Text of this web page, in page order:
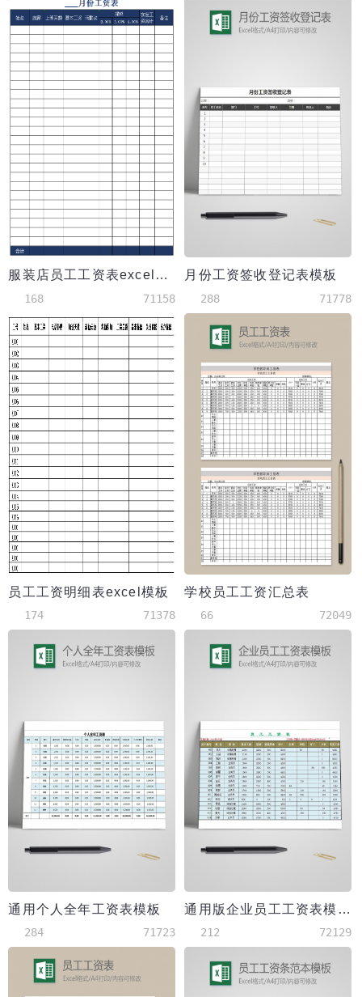
服装店员工工资表excel模板
168 71158
月份工资签收登记表模板
288 71778
员工工资明细表excel模板
174 71378
学校员工工资汇总表
66 72049
通用个人全年工资表模板
284 71723
通用版企业员工工资表模板excel
212 72129